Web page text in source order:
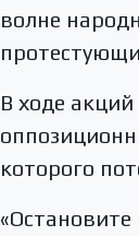
волне
В ходе
которого